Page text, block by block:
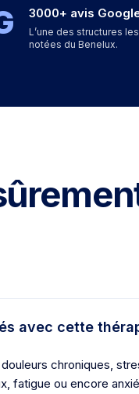
3000+ avis
L’une des structures
notées du Benelux.
avec cette
chroniques,
fatigue ou encore